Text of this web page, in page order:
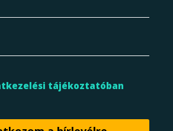
tájékoztatóban